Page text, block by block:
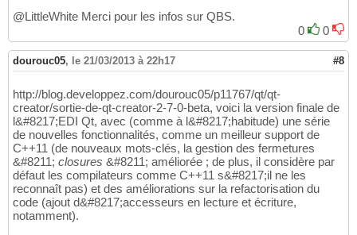
@LittleWhite Merci pour les infos sur QBS.
0
0
dourouc05, le 21/03/2013 à 22h17 #8
http://blog.developpez.com/dourouc05/p11767/qt/qt-
creator/sortie-de-qt-creator-2-7-0-beta, voici la version finale de
l&#8217;EDI Qt, avec (comme à l&#8217;habitude) une série
de nouvelles fonctionnalités, comme un meilleur support de
C++11 (de nouveaux mots-clés, la gestion des fermetures
&#8211; closures &#8211; améliorée ; de plus, il considère par
défaut les compilateurs comme C++11 s&#8217;il ne les
reconnaît pas) et des améliorations sur la refactorisation du
code (ajout d&#8217;accesseurs en lecture et écriture,
notamment).